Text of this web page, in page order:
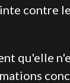
contre
qu'elle